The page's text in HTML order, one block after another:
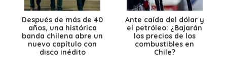
Después de más de 40
años, una histórica
banda chilena abre un
nuevo capítulo con
disco inédito
Ante caída del dólar y
el petróleo: ¿Bajarán
los precios de los
combustibles en
Chile?